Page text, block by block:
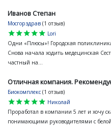
Иванов Степан
Мосгорздрав (1 отзыв)
star
star
star
star
star
Lori
Одни «Плюсы»! Городская
Снова начала ходить медецинская
частный на...
Отличная компания.
Биокомплекс (1 отзыв)
star
star
star
star
star
Николай
Проработал в компании 5 лет и хочу
понимающими руководителями с